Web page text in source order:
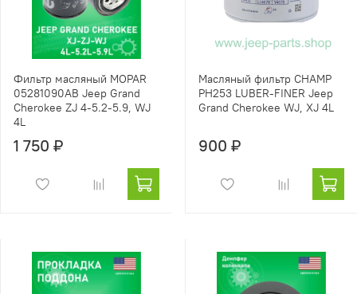
Фильтр масляный MOPAR
05281090AB Jeep Grand
Cherokee ZJ 4-5.2-5.9, WJ
4L
1 750 ₽
Масляный фильтр CHAMP
PH253 LUBER-FINER Jeep
Grand Cherokee WJ, XJ 4L
900 ₽